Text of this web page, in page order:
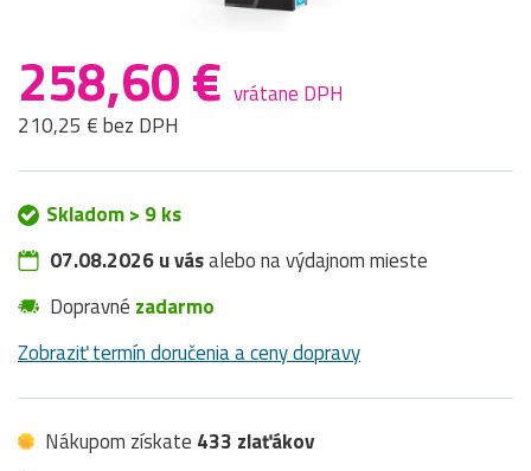
258,60 € vrátane DPH
210,25 € bez DPH
Skladom > 9 ks
07.08.2026 u vásalebo na výdajnom mieste
Dopravné zadarmo
Zobraziť termín doručenia a ceny dopravy
Nákupom získate 433 zlaťákov